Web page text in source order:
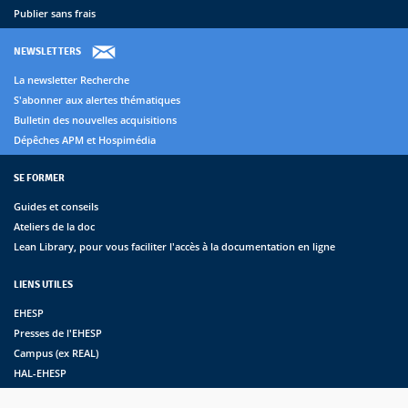
Publier sans frais
NEWSLETTERS
La newsletter Recherche
S'abonner aux alertes thématiques
Bulletin des nouvelles acquisitions
Dépêches APM et Hospimédia
SE FORMER
Guides et conseils
Ateliers de la doc
Lean Library, pour vous faciliter l'accès à la documentation en ligne
LIENS UTILES
EHESP
Presses de l'EHESP
Campus (ex REAL)
HAL-EHESP